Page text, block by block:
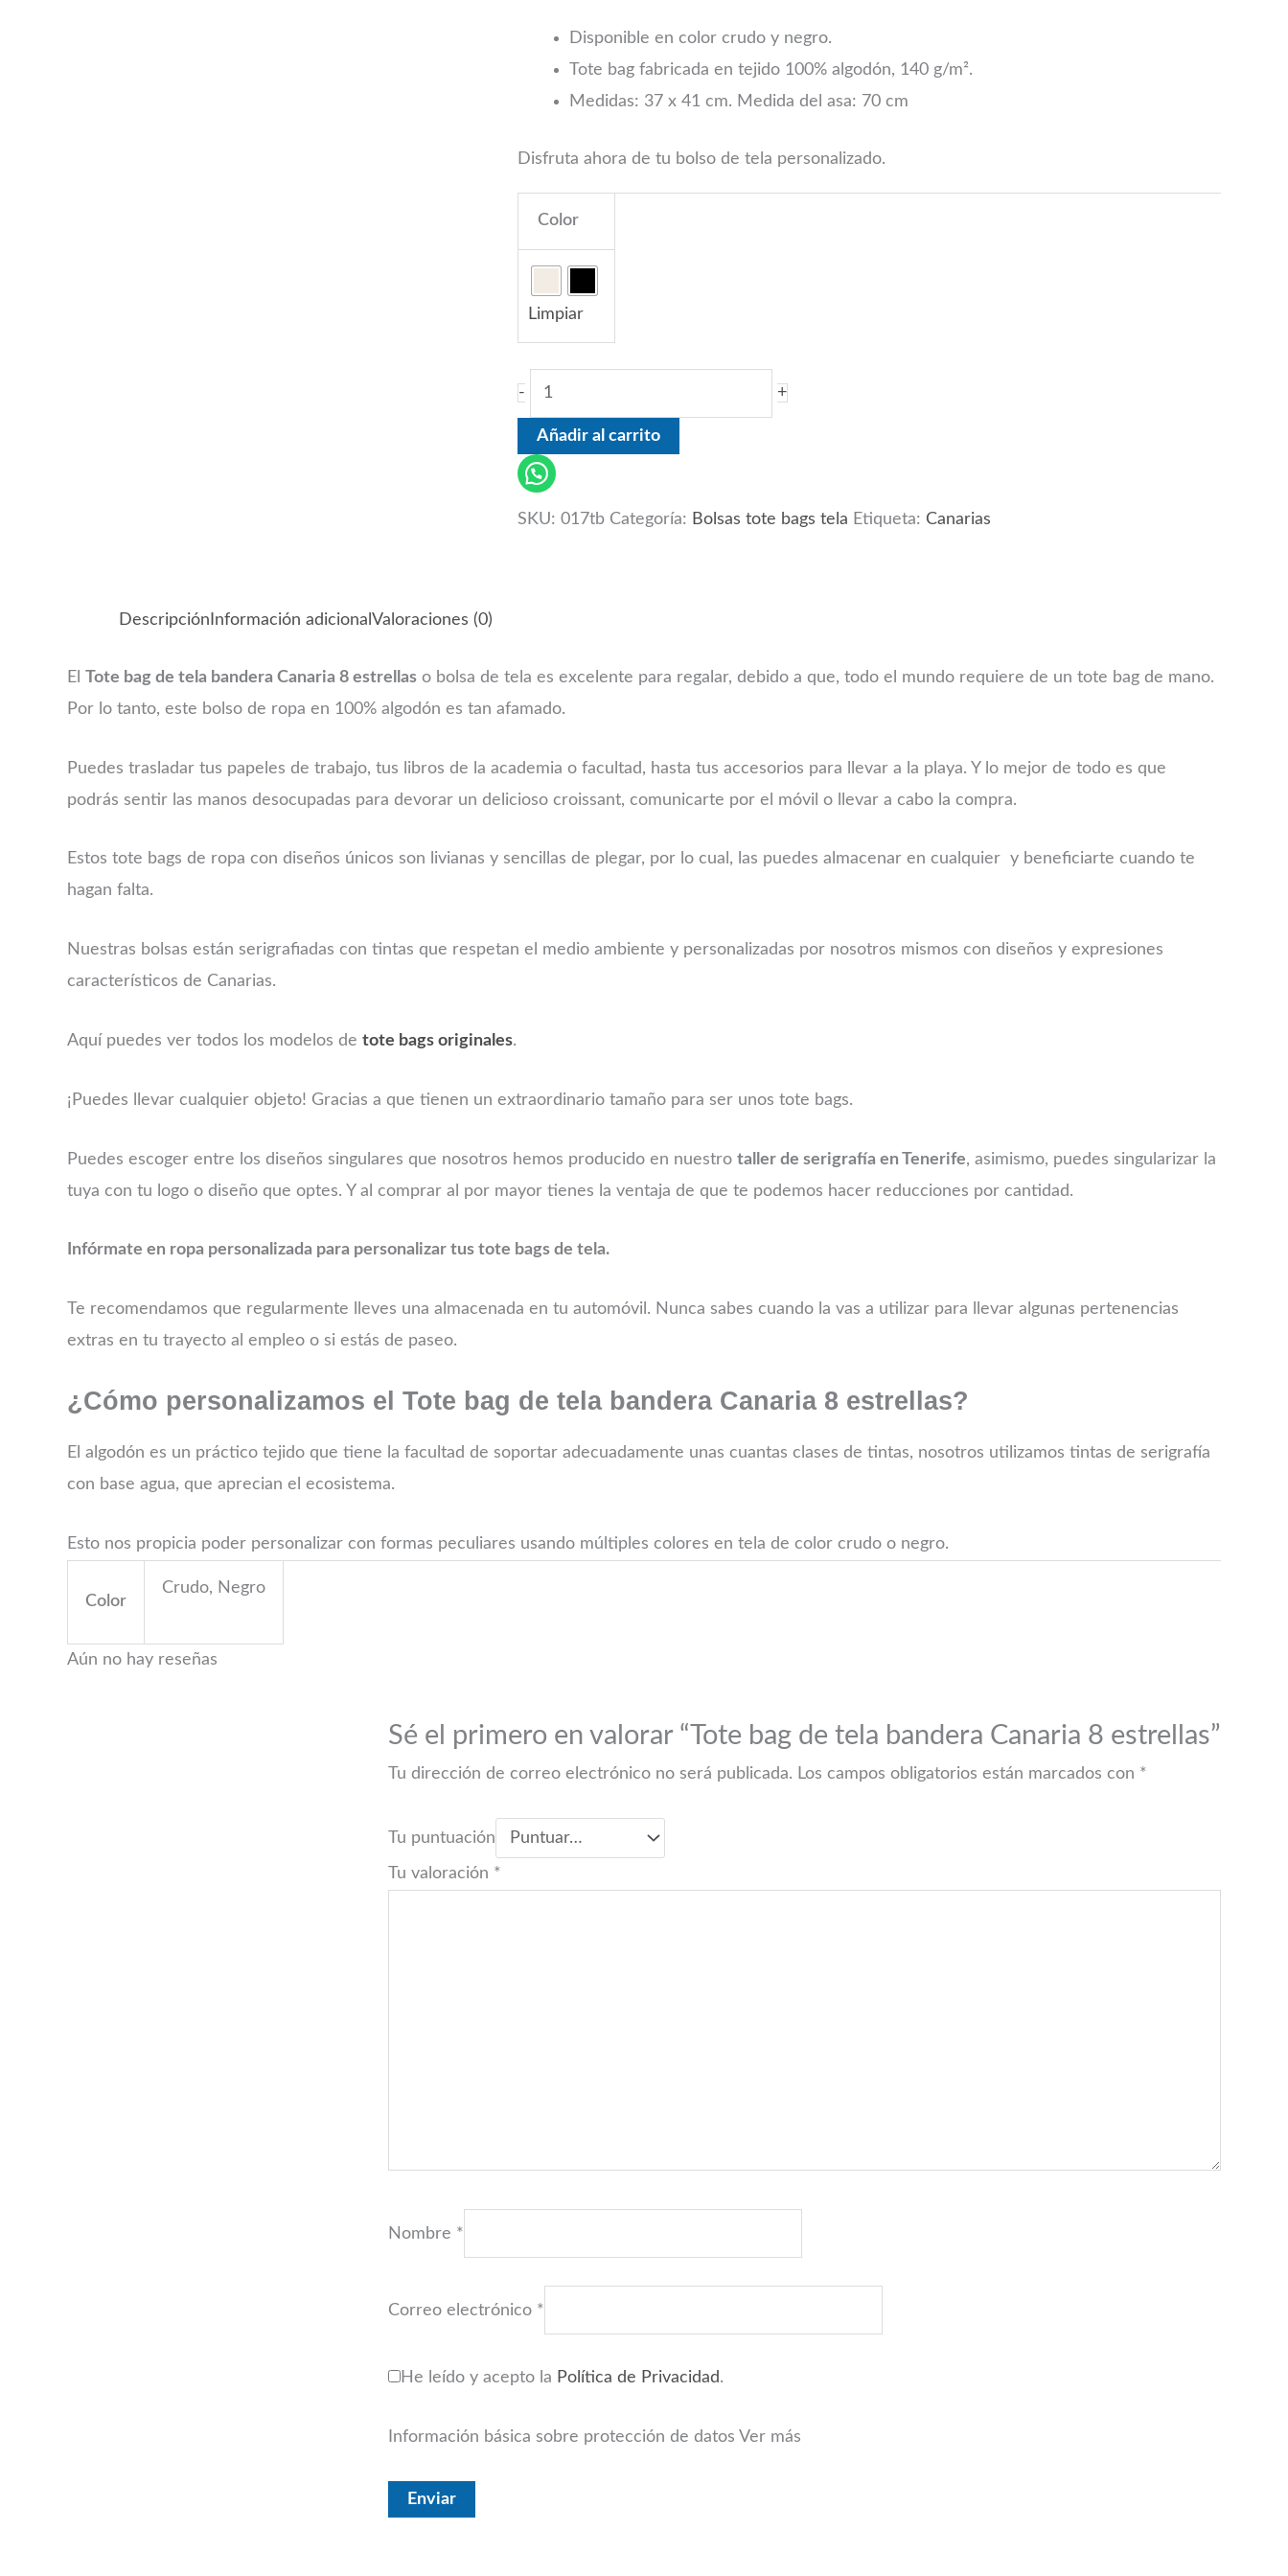
Disponible en color crudo y negro.
Tote bag fabricada en tejido 100% algodón, 140 g/m².
Medidas: 37 x 41 cm. Medida del asa: 70 cm
Disfruta ahora de tu bolso de tela personalizado.
Color
Limpiar
- +
Añadir al carrito
SKU: 017tb Categoría: Bolsas tote bags tela Etiqueta: Canarias
Descripción Información adicional Valoraciones (0)
El Tote bag de tela bandera Canaria 8 estrellas o bolsa de tela es excelente para regalar, debido a que, todo el mundo requiere de un tote bag de mano.
Por lo tanto, este bolso de ropa en 100% algodón es tan afamado.
Puedes trasladar tus papeles de trabajo, tus libros de la academia o facultad, hasta tus accesorios para llevar a la playa. Y lo mejor de todo es que
podrás sentir las manos desocupadas para devorar un delicioso croissant, comunicarte por el móvil o llevar a cabo la compra.
Estos tote bags de ropa con diseños únicos son livianas y sencillas de plegar, por lo cual, las puedes almacenar en cualquier y beneficiarte cuando te
hagan falta.
Nuestras bolsas están serigrafiadas con tintas que respetan el medio ambiente y personalizadas por nosotros mismos con diseños y expresiones
característicos de Canarias.
Aquí puedes ver todos los modelos de tote bags originales.
¡Puedes llevar cualquier objeto! Gracias a que tienen un extraordinario tamaño para ser unos tote bags.
Puedes escoger entre los diseños singulares que nosotros hemos producido en nuestro taller de serigrafía en Tenerife, asimismo, puedes singularizar la
tuya con tu logo o diseño que optes. Y al comprar al por mayor tienes la ventaja de que te podemos hacer reducciones por cantidad.
Infórmate en ropa personalizada para personalizar tus tote bags de tela.
Te recomendamos que regularmente lleves una almacenada en tu automóvil. Nunca sabes cuando la vas a utilizar para llevar algunas pertenencias
extras en tu trayecto al empleo o si estás de paseo.
¿Cómo personalizamos el Tote bag de tela bandera Canaria 8 estrellas?
El algodón es un práctico tejido que tiene la facultad de soportar adecuadamente unas cuantas clases de tintas, nosotros utilizamos tintas de serigrafía
con base agua, que aprecian el ecosistema.
Esto nos propicia poder personalizar con formas peculiares usando múltiples colores en tela de color crudo o negro.
Color
Crudo, Negro
Aún no hay reseñas
Sé el primero en valorar “Tote bag de tela bandera Canaria 8 estrellas”
Tu dirección de correo electrónico no será publicada. Los campos obligatorios están marcados con *
Tu puntuación
Tu valoración *
Nombre *
Correo electrónico *
He leído y acepto la Política de Privacidad.
Información básica sobre protección de datos Ver más